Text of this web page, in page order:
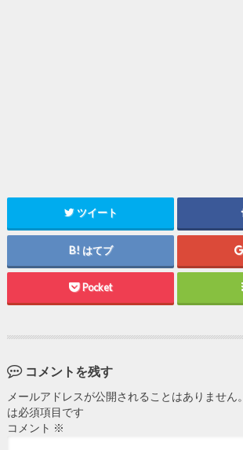
ツイート
はてブ
Pocket
コメントを残す
メールアドレスが公開されることはありません。
は必須項目です
コメント ※